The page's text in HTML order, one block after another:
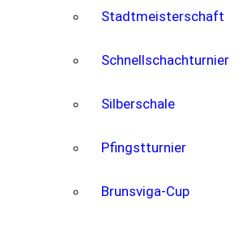
Stadtmeisterschaft
Schnellschachturnier
Silberschale
Pfingstturnier
Brunsviga-Cup